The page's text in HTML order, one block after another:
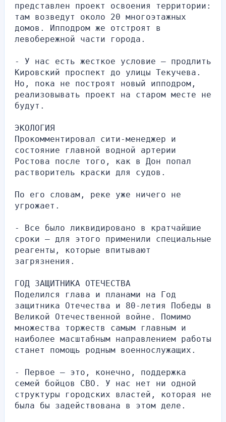
представлен проект освоения территории:
там возведут около 20 многоэтажных
домов. Ипподром же отстроят в
левобережной части города.
- У нас есть жесткое условие – продлить
Кировский проспект до улицы Текучева.
Но, пока не построят новый ипподром,
реализовывать проект на старом месте не
будут.
ЭКОЛОГИЯ
Прокомментировал сити-менеджер и
состояние главной водной артерии
Ростова после того, как в Дон попал
растворитель краски для судов.
По его словам, реке уже ничего не
угрожает.
- Все было ликвидировано в кратчайшие
сроки – для этого применили специальные
реагенты, которые впитывают
загрязнения.
ГОД ЗАЩИТНИКА ОТЕЧЕСТВА
Поделился глава и планами на Год
защитника Отечества и 80-летия Победы в
Великой Отечественной войне. Помимо
множества торжеств самым главным и
наиболее масштабным направлением работы
станет помощь родным военнослужащих.
- Первое – это, конечно, поддержка
семей бойцов СВО. У нас нет ни одной
структуры городских властей, которая не
была бы задействована в этом деле.